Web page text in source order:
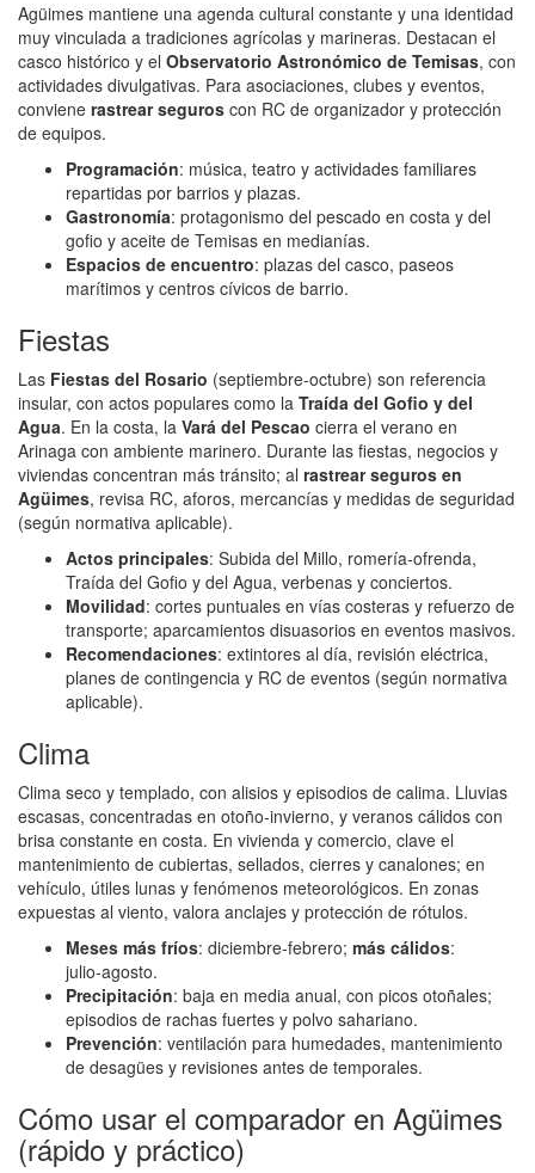
Agüimes mantiene una agenda cultural constante y una identidad
muy vinculada a tradiciones agrícolas y marineras. Destacan el
casco histórico y el Observatorio Astronómico de Temisas, con
actividades divulgativas. Para asociaciones, clubes y eventos,
conviene rastrear seguros con RC de organizador y protección
de equipos.
Programación: música, teatro y actividades familiares
repartidas por barrios y plazas.
Gastronomía: protagonismo del pescado en costa y del
gofio y aceite de Temisas en medianías.
Espacios de encuentro: plazas del casco, paseos
marítimos y centros cívicos de barrio.
Fiestas
Las Fiestas del Rosario (septiembre‑octubre) son referencia
insular, con actos populares como la Traída del Gofio y del
Agua. En la costa, la Vará del Pescao cierra el verano en
Arinaga con ambiente marinero. Durante las fiestas, negocios y
viviendas concentran más tránsito; al rastrear seguros en
Agüimes, revisa RC, aforos, mercancías y medidas de seguridad
(según normativa aplicable).
Actos principales: Subida del Millo, romería‑ofrenda,
Traída del Gofio y del Agua, verbenas y conciertos.
Movilidad: cortes puntuales en vías costeras y refuerzo de
transporte; aparcamientos disuasorios en eventos masivos.
Recomendaciones: extintores al día, revisión eléctrica,
planes de contingencia y RC de eventos (según normativa
aplicable).
Clima
Clima seco y templado, con alisios y episodios de calima. Lluvias
escasas, concentradas en otoño‑invierno, y veranos cálidos con
brisa constante en costa. En vivienda y comercio, clave el
mantenimiento de cubiertas, sellados, cierres y canalones; en
vehículo, útiles lunas y fenómenos meteorológicos. En zonas
expuestas al viento, valora anclajes y protección de rótulos.
Meses más fríos: diciembre‑febrero; más cálidos:
julio‑agosto.
Precipitación: baja en media anual, con picos otoñales;
episodios de rachas fuertes y polvo sahariano.
Prevención: ventilación para humedades, mantenimiento
de desagües y revisiones antes de temporales.
Cómo usar el comparador en Agüimes
(rápido y práctico)